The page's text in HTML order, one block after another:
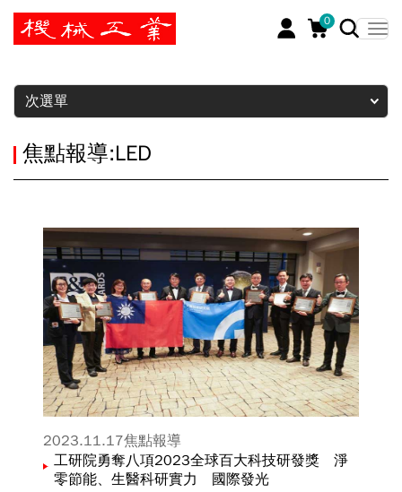
0
暫停
次選單
焦點報導:LED
2023.11.17焦點報導
工研院勇奪八項2023全球百大科技研發獎 淨
零節能、生醫科研實力 國際發光